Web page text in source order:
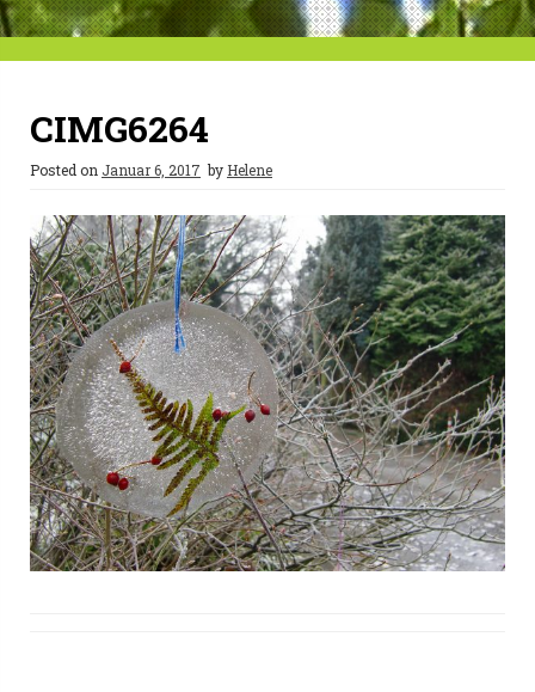
CIMG6264
Posted on Januar 6, 2017 by Helene